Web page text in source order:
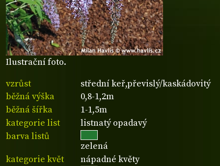
Ilustrační foto.
vzrůst
střední keř,převislý/kaskádovitý
běžná výška
0,8-1,2m
běžná šířka
1-1,5m
kategorie list
listnatý opadavý
barva listů
zelená
kategorie květ
nápadné květy